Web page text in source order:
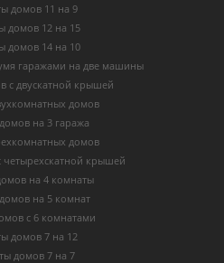
домов 11 на 9
домов 12 на 15
домов 14 на 10
гаражами на две машины
с двускатной крышей
домов
на 3 гаража
домов
четырехскатной крышей
на 4 комнаты
на 5 комнат
с 6 комнатами
домов 7 на 12
домов 7 на 7